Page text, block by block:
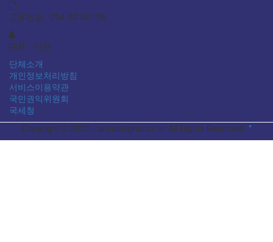
고유번호: 234-82-00138
대표 : 이찬
단체소개
개인정보처리방침
서비스이용약관
국민권익위원회
국세청
Copyright © 2022 - animalrights.or.kr. All Rights Reserved. *